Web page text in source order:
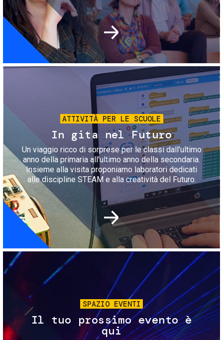
Immagine
ATTIVITÀ PER LE SCUOLE
In gita nel Futuro
Un viaggio ricco di sorprese per le classi dall'ultimo
anno della primaria all'ultimo anno della secondaria.
Insieme alla visita proponiamo laboratori dedicati
alle discipline STEAM e alla creatività del Futuro.
Immagine
SPAZIO EVENTI
Il tuo prossimo evento è
qui